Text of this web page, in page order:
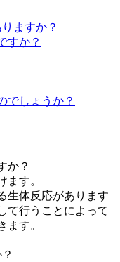
ますか？
すか？
でしょうか？
か？
ます。
生体反応があります
て行うことによって
ます。